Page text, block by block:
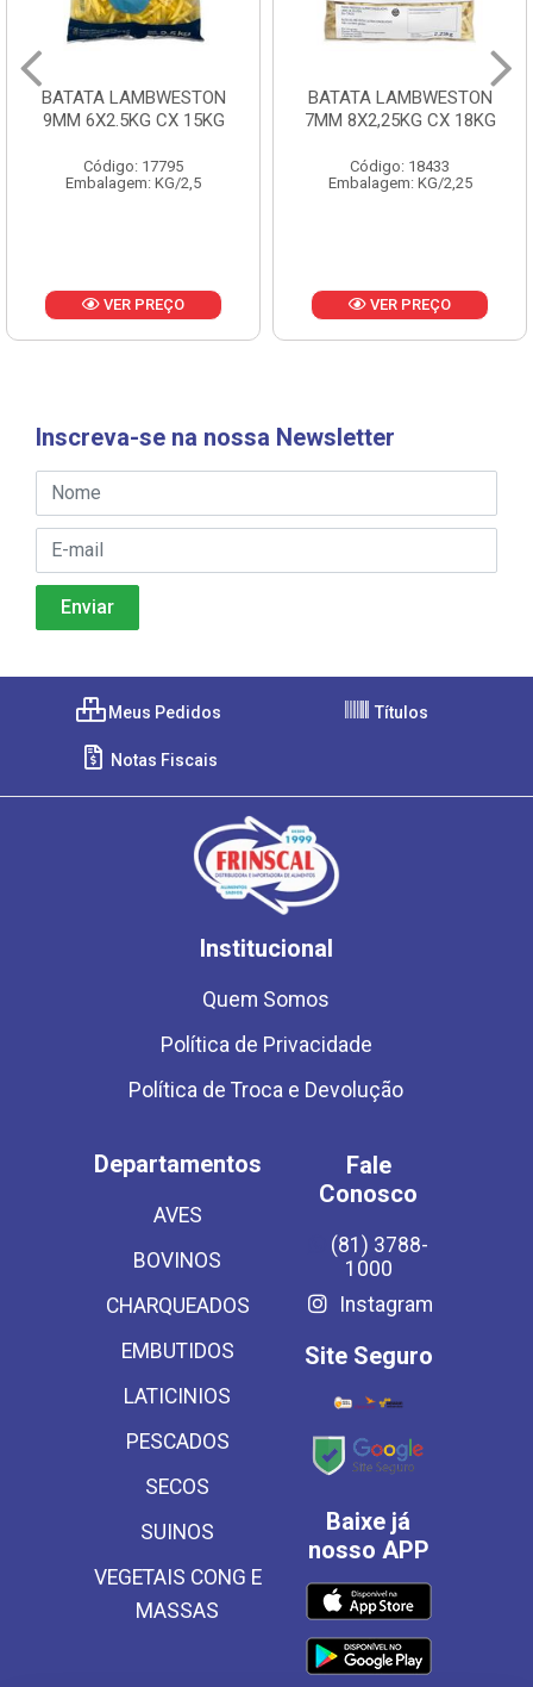
BATATA LAMBWESTON
9MM 6X2.5KG CX 15KG
Código: 17795
Embalagem: KG/2,5
VER PREÇO
BATATA LAMBWESTON
7MM 8X2,25KG CX 18KG
Código: 18433
Embalagem: KG/2,25
VER PREÇO
Inscreva-se na nossa Newsletter
Meus Pedidos Títulos
Notas Fiscais
Institucional
Quem Somos
Política de Privacidade
Política de Troca e Devolução
Departamentos
AVES
BOVINOS
CHARQUEADOS
EMBUTIDOS
LATICINIOS
PESCADOS
SECOS
SUINOS
VEGETAIS CONG E
MASSAS
Fale
Conosco
(81) 3788-
1000
Instagram
Site Seguro
Baixe já
nosso APP